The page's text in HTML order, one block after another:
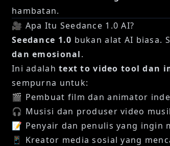
hambatan.
🎥 Apa Itu Seedance 1.0 AI?
Seedance 1.0 bukan alat AI biasa.
dan emosional.
Ini adalahtext to video tool dan
sempurna untuk:
🎬 Pembuat film dan animator
🎧 Musisi dan produser video
📝 Penyair dan penulis yang ingin
📱 Kreator media sosial yang